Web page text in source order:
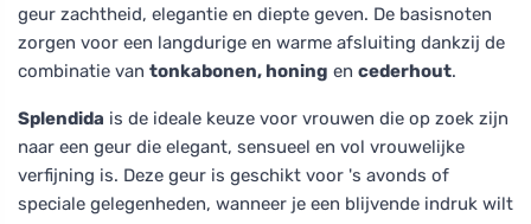
geur zachtheid, elegantie en diepte geven. De basisnoten
zorgen voor een langdurige en warme afsluiting dankzij de
combinatie van tonkabonen, honing en cederhout.
Splendida is de ideale keuze voor vrouwen die op zoek zijn
naar een geur die elegant, sensueel en vol vrouwelijke
verfijning is. Deze geur is geschikt voor 's avonds of
speciale gelegenheden, wanneer je een blijvende indruk wilt